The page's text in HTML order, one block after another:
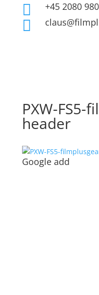
 +45 2080

PXW-FS5-
header
Google add